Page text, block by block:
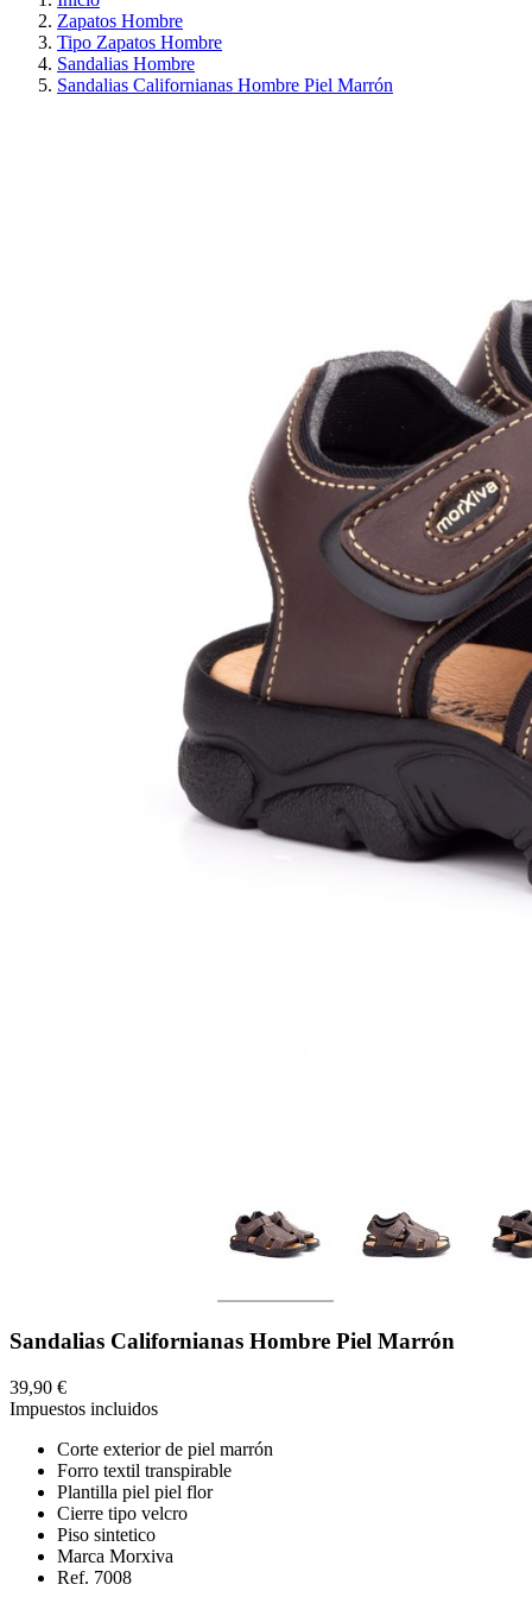
Zapatos Hombre
Tipo Zapatos Hombre
Sandalias Hombre
Sandalias Californianas Hombre Piel Marrón
Sandalias Californianas Hombre Piel Marrón
39,90 €
Impuestos incluidos
Corte exterior de piel marrón
Forro textil transpirable
Plantilla piel piel flor
Cierre tipo velcro
Piso sintetico
Marca Morxiva
Ref. 7008